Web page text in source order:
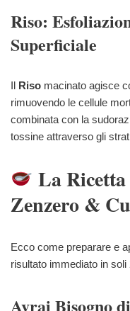
Riso:
Superficiale
Il Riso macinato agisce
rimuovendo le cellule
combinata con la
tossine attraverso gli
La
Zenzero &
Ecco come preparare e
risultato immediato in soli
Avrai Bisogno